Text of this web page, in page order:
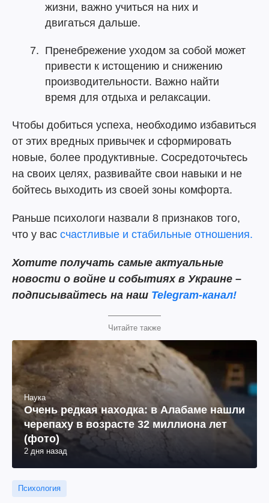
жизни, важно учиться на них и
двигаться дальше.
Пренебрежение уходом за собой может
привести к истощению и снижению
производительности. Важно найти
время для отдыха и релаксации.
Чтобы добиться успеха, необходимо избавиться
от этих вредных привычек и сформировать
новые, более продуктивные. Сосредоточьтесь
на своих целях, развивайте свои навыки и не
бойтесь выходить из своей зоны комфорта.
Раньше психологи назвали 8 признаков того,
что у вас счастливые и стабильные отношения.
Хотите получать самые актуальные
новости о войне и событиях в Украине –
подписывайтесь на наш Telegram-канал!
Читайте также
Наука
Очень редкая находка: в Алабаме нашли
черепаху в возрасте 32 миллиона лет
(фото)
2 дня назад
Психология